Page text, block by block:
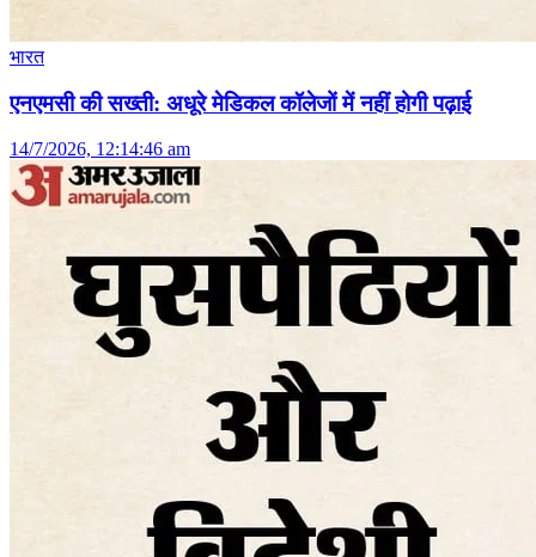
भारत
एनएमसी की सख्ती: अधूरे मेडिकल कॉलेजों में नहीं होगी पढ़ाई
14/7/2026, 12:14:46 am